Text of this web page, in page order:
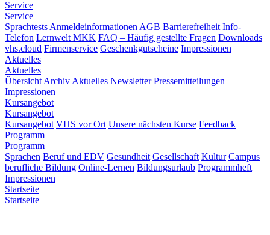
Service
Service
Sprachtests Anmeldeinformationen AGB Barrierefreiheit Info-
Telefon Lernwelt MKK FAQ – Häufig gestellte Fragen Downloads
vhs.cloud Firmenservice Geschenkgutscheine Impressionen
Aktuelles
Aktuelles
Übersicht Archiv Aktuelles Newsletter Pressemitteilungen
Impressionen
Kursangebot
Kursangebot
Kursangebot VHS vor Ort Unsere nächsten Kurse Feedback
Programm
Programm
Sprachen Beruf und EDV Gesundheit Gesellschaft Kultur Campus
berufliche Bildung Online-Lernen Bildungsurlaub Programmheft
Impressionen
Startseite
Startseite